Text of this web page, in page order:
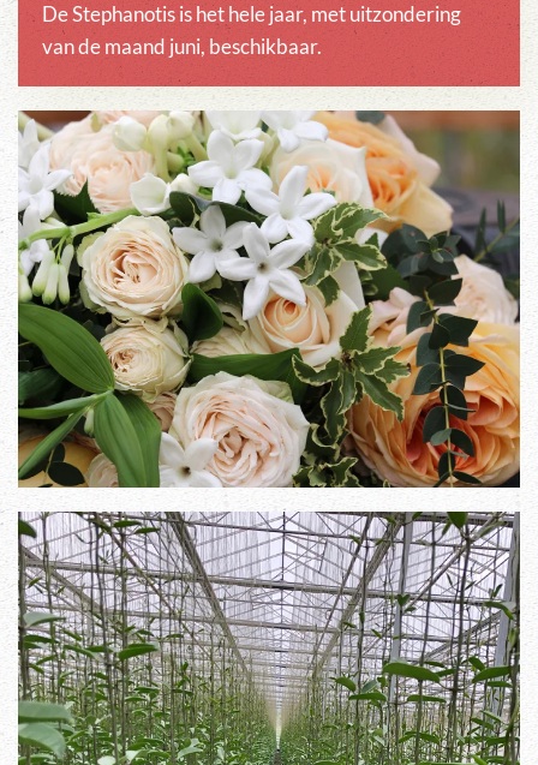
De Stephanotis is het hele jaar, met uitzondering
van de maand juni, beschikbaar.